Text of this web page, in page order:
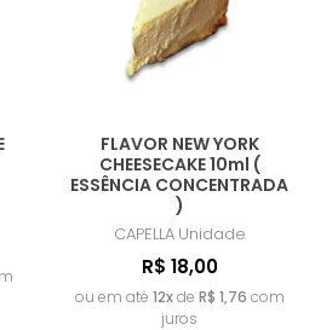
FLAVOR NEW YORK
CHEESECAKE 10ml (
ESSÊNCIA CONCENTRADA
)
CAPELLA Unidade
R$ 18,00
ou em até 12xde R$ 1,76 com
juros